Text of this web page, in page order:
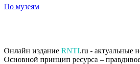
По музеям
Онлайн издание RNTI.ru - актуальные
Основной принцип ресурса –